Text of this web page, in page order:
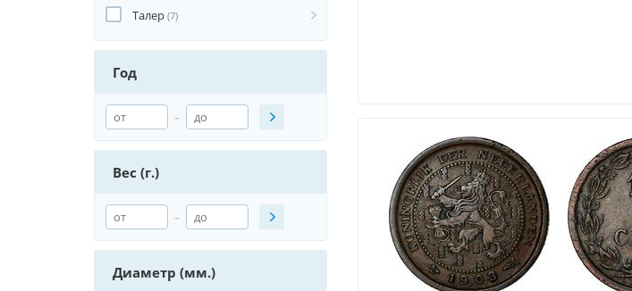
Талер (7)
Год
-
Вес (г.)
-
Диаметр (мм.)